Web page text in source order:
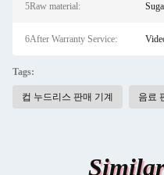
5Raw material:
6After Warranty Service:
Tags:
컵 누드리스 판매 기계 음료